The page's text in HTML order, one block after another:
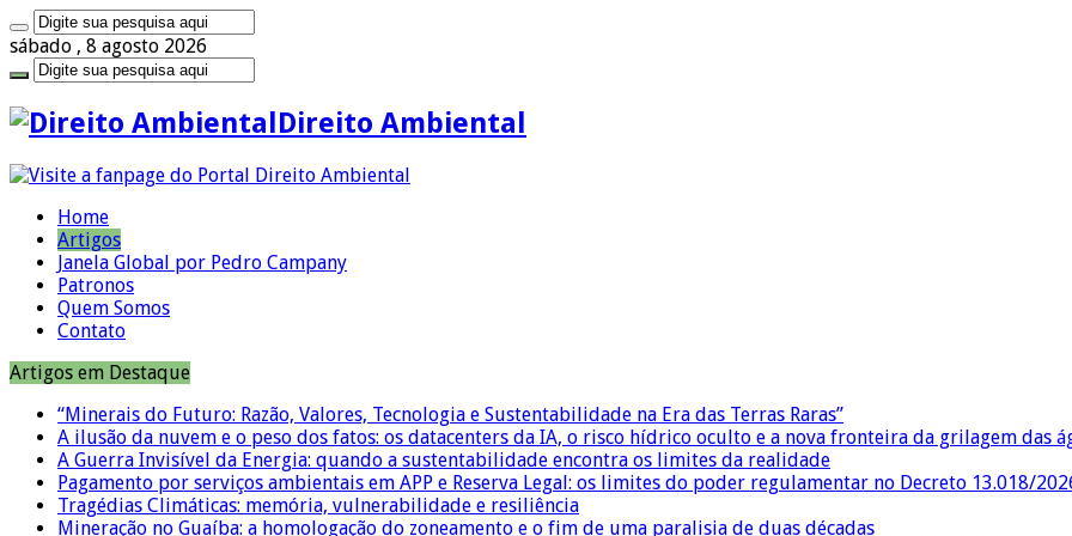
sábado , 8 agosto 2026
Direito Ambiental
Home
Artigos
Janela Global por Pedro Campany
Patronos
Quem Somos
Contato
Artigos em Destaque
“Minerais do Futuro: Razão, Valores, Tecnologia e Sustentabilidade na Era das Terras Raras”
A ilusão da nuvem e o peso dos fatos: os datacenters da IA, o risco hídrico oculto e a nova fronteira da grilagem das
A Guerra Invisível da Energia: quando a sustentabilidade encontra os limites da realidade
Pagamento por serviços ambientais em APP e Reserva Legal: os limites do poder regulamentar no Decreto 13.018/
Tragédias Climáticas: memória, vulnerabilidade e resiliência
Mineração no Guaíba: a homologação do zoneamento e o fim de uma paralisia de duas décadas